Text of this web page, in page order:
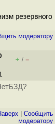
резервного
модератору
+ / –
Cообщить
модератору